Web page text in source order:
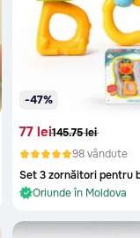
-47%
77 lei145.75 lei
98 vândute
În stoc și gata de
În stoc și gata de